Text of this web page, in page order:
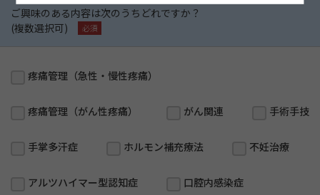
ご興味のある内容は次のうちどれですか？
(複数選択可)
疼痛管理（急性・慢性疼痛）
疼痛管理（がん性疼痛） がん関連 手術手技
手掌多汗症 ホルモン補充療法 不妊治療
アルツハイマー型認知症 口腔内感染症